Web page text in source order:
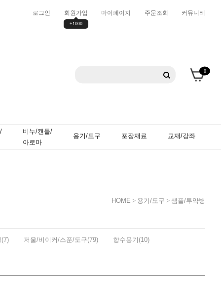
로그인 회원가입
+1000
마이페이지 주문조회 커뮤니티
0
비누/캔들/
아로마
용기/도구 포장재료 교재/강좌
HOME > 용기/도구 > 샘플/투약병
저울/비이커/스푼/도구(79) 향수용기(10)